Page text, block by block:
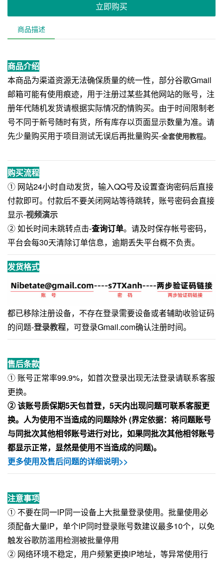
立即购买
商品描述
商品介绍
本商品为渠道资源无法确保质量的统一性，部分谷歌Gmail
邮箱可能有使用痕迹，用于注册过某些其他网站的账号，注
册年代随机发货请根据实际情况酌情购买。由于时间限制老
号不同于新号随时有货，所有库存以页面显示数量为准。请
先少量购买用于项目测试无误后再批量购买-全套使用教程。
购买流程
① 网站24小时自动发货，输入QQ号及设置查询密码后直接
付款即可。付款后不要关闭网站等待跳转，账号密码会直接
显示-视频演示
② 如长时间未跳转点击-查询订单。请及时保存帐号密码，
平台会每30天清除订单信息，逾期丢失平台概不负责。
发货格式
都已移除注册设备，不存在登录需要设备或者辅助收验证码
的问题-登录教程，可登录Gmail.com确认注册时间。
售后条款
① 账号正常率99.9%，如首次登录出现无法登录请联系客服
更换。
② 该账号质保期5天包首登，5天内出现问题可联系客服更
换。人为使用不当造成的问题除外 (界定依据：将问题账号
与同批次其他相邻账号进行对比，如果同批次其他相邻账号
都显示正常，显然是使用不当造成的问题)。
更多使用及售后问题的详细说明>>
注意事项
① 不要在同一lP同一设备上大批量登录使用。批量使用必
须配备大量lP，单个lP同时登录账号数建议最多10个，以免
触发谷歌防滥用检测被批量停用
② 网络环境不稳定，用户频繁更换lP地址，等异常使用行